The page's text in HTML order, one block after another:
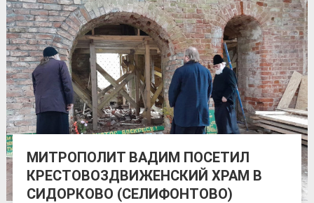
МИТРОПОЛИТ ВАДИМ ПОСЕТИЛ
КРЕСТОВОЗДВИЖЕНСКИЙ ХРАМ В
СИДОРКОВО (СЕЛИФОНТОВО)